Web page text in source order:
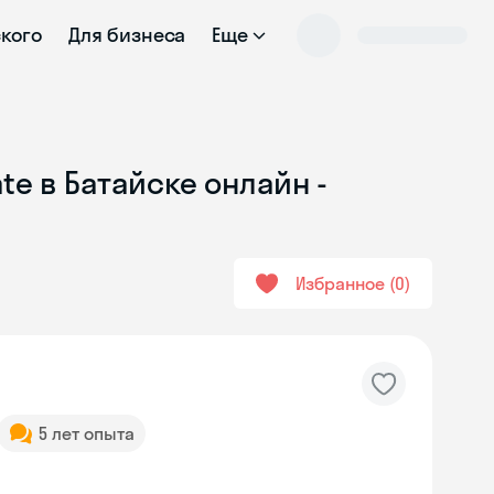
Для бизнеса Еще
в Батайске онлайн -
Избранное 0
5 лет опыта